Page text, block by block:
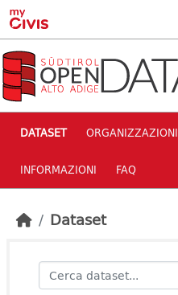
Skip to main content
DATASET ORGANIZZAZIONI
INFORMAZIONI FAQ
Dataset